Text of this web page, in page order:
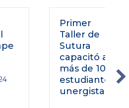
Primer
Taller de
Sutura
capacitó a
más de 100
estudiantes
unergistas